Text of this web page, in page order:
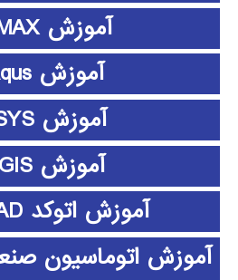
آموزش 3D MAX
آموزش abaqus
آموزش ANSYS
آموزش ArcGIS
آموزش اتوکد AUTOCAD